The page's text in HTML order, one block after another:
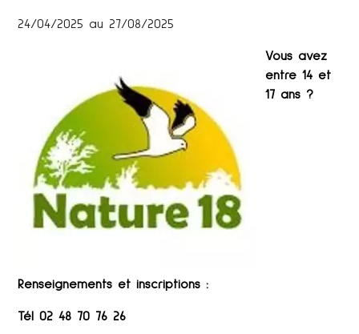
24/04/2025 au 27/08/2025
Vous avez
entre 14 et
17 ans ?
Renseignements et inscriptions :
Tél02 48 70 76 26